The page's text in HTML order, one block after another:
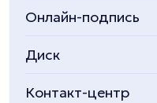
Онлайн-подпись
Диск
Контакт-центр